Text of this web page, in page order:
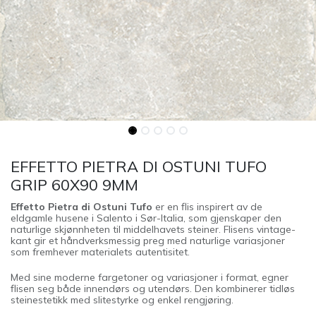
EFFETTO PIETRA DI OSTUNI TUFO
GRIP 60X90 9MM
Effetto Pietra di Ostuni Tufo er en flis inspirert av de
eldgamle husene i Salento i Sør-Italia, som gjenskaper den
naturlige skjønnheten til middelhavets steiner. Flisens vintage-
kant gir et håndverksmessig preg med naturlige variasjoner
som fremhever materialets autentisitet.
Med sine moderne fargetoner og variasjoner i format, egner
flisen seg både innendørs og utendørs. Den kombinerer tidløs
steinestetikk med slitestyrke og enkel rengjøring.